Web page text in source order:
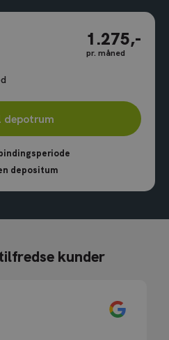
1.275,-
pr. måned
depotrum
depositum
kunder